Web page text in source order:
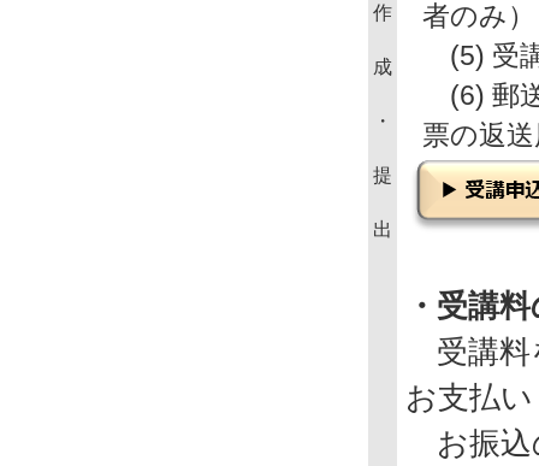
作
成
・
提
出
者のみ）
(5) 受
(6) 郵
票の返
・受講
受講料
お支払
お振込